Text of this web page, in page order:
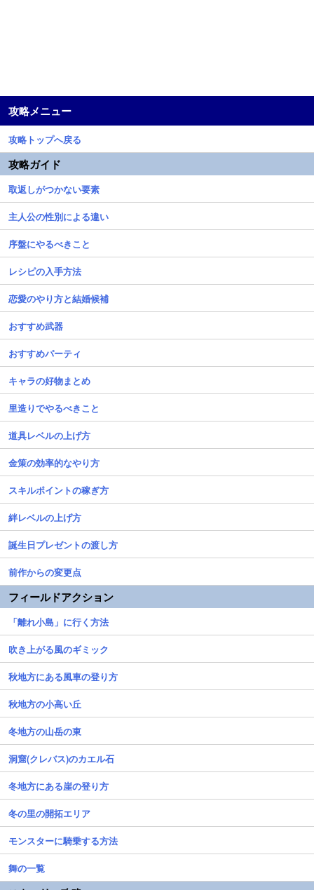
攻略メニュー
攻略トップへ戻る
攻略ガイド
取返しがつかない要素
主人公の性別による違い
序盤にやるべきこと
レシピの入手方法
恋愛のやり方と結婚候補
おすすめ武器
おすすめパーティ
キャラの好物まとめ
里造りでやるべきこと
道具レベルの上げ方
金策の効率的なやり方
スキルポイントの稼ぎ方
絆レベルの上げ方
誕生日プレゼントの渡し方
前作からの変更点
フィールドアクション
「離れ小島」に行く方法
吹き上がる風のギミック
秋地方にある風車の登り方
秋地方の小高い丘
冬地方の山岳の東
洞窟(クレバス)のカエル石
冬地方にある崖の登り方
冬の里の開拓エリア
モンスターに騎乗する方法
舞の一覧